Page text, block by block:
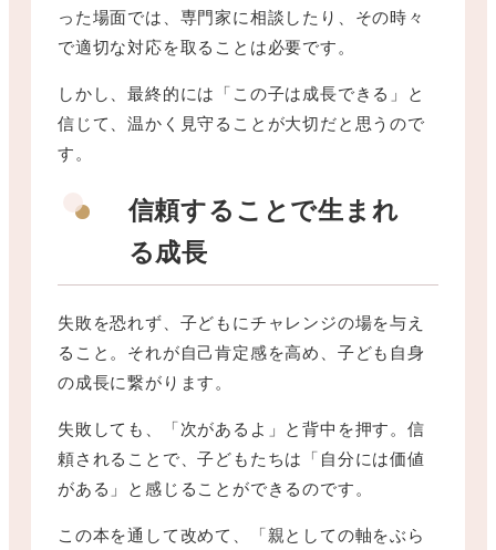
った場面では、専門家に相談したり、その時々
で適切な対応を取ることは必要です。
しかし、最終的には「この子は成長できる」と
信じて、温かく見守ることが大切だと思うので
す。
信頼することで生まれ
る成長
失敗を恐れず、子どもにチャレンジの場を与え
ること。それが自己肯定感を高め、子ども自身
の成長に繋がります。
失敗しても、「次があるよ」と背中を押す。信
頼されることで、子どもたちは「自分には価値
がある」と感じることができるのです。
この本を通して改めて、「親としての軸をぶら